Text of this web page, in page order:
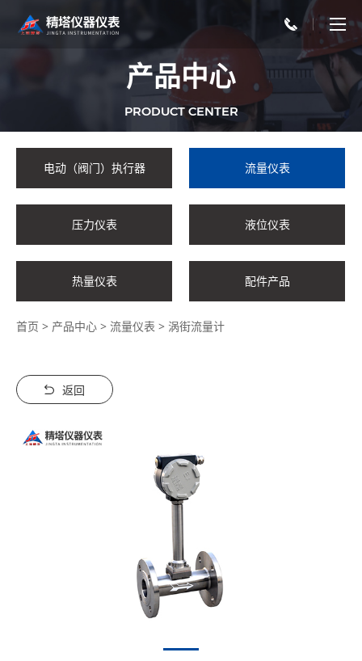
产品中心
PRODUCT CENTER
电动（阀门）执行器 流量仪表
压力仪表 液位仪表
热量仪表 配件产品
首页 > 产品中心 > 流量仪表 > 涡街流量计
返回